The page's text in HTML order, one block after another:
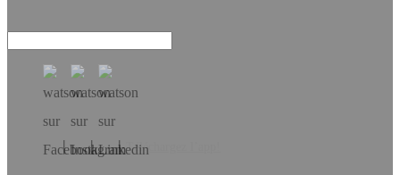
Téléchargez l’app!